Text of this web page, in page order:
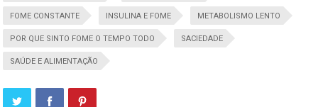
FOME CONSTANTE INSULINA E FOME METABOLISMO LENTO
POR QUE SINTO FOME O TEMPO TODO SACIEDADE
SAÚDE E ALIMENTAÇÃO